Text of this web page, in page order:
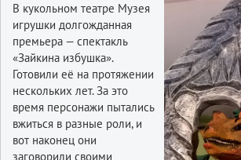
В кукольном театре Музея
игрушки долгожданная
премьера — спектакль
«Зайкина избушка».
Готовили её на протяжении
нескольких лет. За это
время персонажи пытались
вжиться в разные роли, и
вот наконец они
заговорили своими